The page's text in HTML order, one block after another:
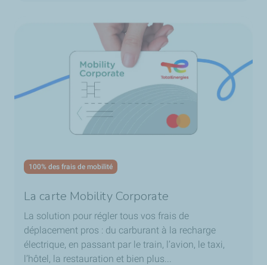
100% des frais de mobilité
La carte Mobility Corporate
La solution pour régler tous vos frais de
déplacement pros : du carburant à la recharge
électrique, en passant par le train, l’avion, le taxi,
l’hôtel, la restauration et bien plus...